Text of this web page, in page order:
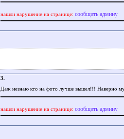
нашли нарушение на странице: сообщить админу
3.
Даж незнаю кто на фото лучше вышел!!! Наверно
нашли нарушение на странице: сообщить админу